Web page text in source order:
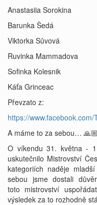
Anastasiia Sorokina
Barunka Šedá
Viktorka Sůvová
Ruvinka Mammadova
Sofinka Kolesnik
Káťa Grinceac
Převzato z:
https://
A máme to za sebou…
O víkendu 31. května -
uskutečnilo Mistrovství
kategoriích naděje
sebou jsme dostali
toto mistrovství
výsledek za to rozhodně